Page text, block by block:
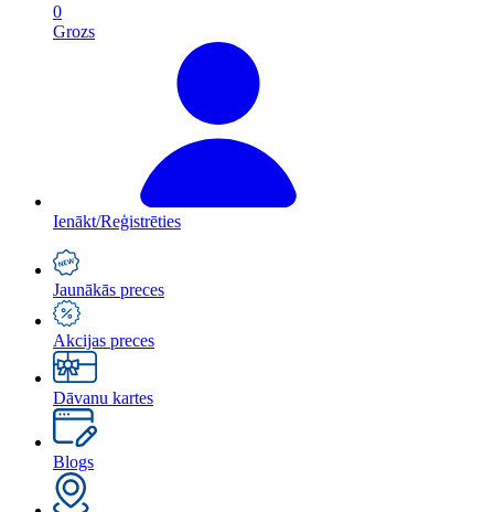
0
Grozs
Ienākt/Reģistrēties
Jaunākās preces
Akcijas preces
Dāvanu kartes
Blogs